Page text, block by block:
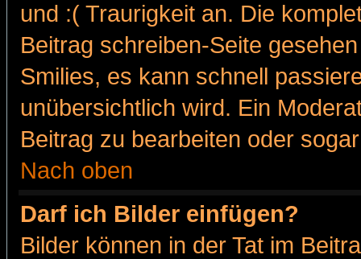
und :( Traurigkeit an. Die
Beitrag schreiben-Seite
Smilies, es kann schnell
unübersichtlich wird. Ein
Beitrag zu bearbeiten oder
Nach oben
Darf ich Bilder einfügen?
Bilder können in der Tat im